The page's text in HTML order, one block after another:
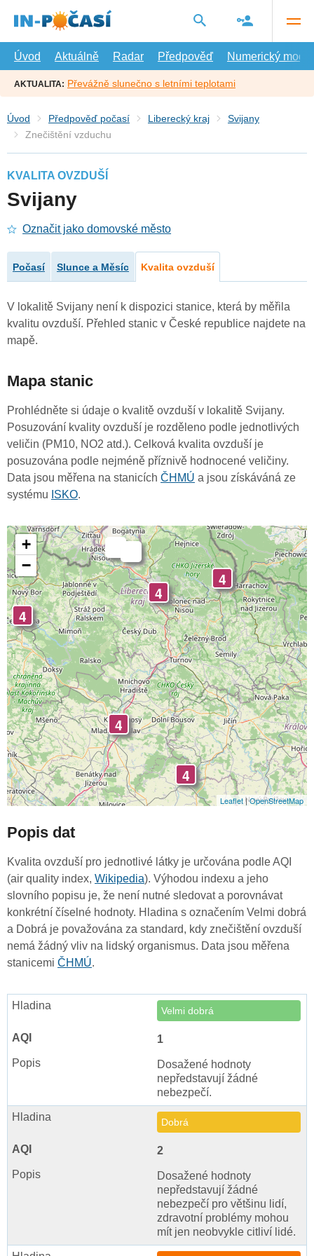
hlavní
Úvod
Aktuálně Radar Předpověď Numerický model
AKTUALITA: Převážně slunečno s letními teplotami
Úvod Předpověď počasí Liberecký kraj
Svijany
Znečištění vzduchu
KVALITA OVZDUŠÍ
Svijany
Označit jako domovské město
Počasí Slunce a Měsíc Kvalita ovzduší
V lokalitě Svijany není k dispozici stanice, která by měřila
kvalitu ovzduší. Přehled stanic v České republice najdete na
mapě.
Mapa stanic
Prohlédněte si údaje o kvalitě ovzduší v lokalitě Svijany.
Posuzování kvality ovzduší je rozděleno podle jednotlivých
veličin (PM10, NO2 atd.). Celková kvalita ovzduší je
posuzována podle nejméně příznivě hodnocené veličiny.
Data jsou měřena na stanicích ČHMÚ a jsou získáváná ze
systému ISKO.
4
4
4
4
4
+
−
Leaflet|OpenStreetMap
Popis dat
Kvalita ovzduší pro jednotlivé látky je určována podle AQI
(air quality index, Wikipedia). Výhodou indexu a jeho
slovního popisu je, že není nutné sledovat a porovnávat
konkrétní číselné hodnoty. Hladina s označením Velmi dobrá
a Dobrá je považována za standard, kdy znečištění ovzduší
nemá žádný vliv na lidský organismus. Data jsou měřena
stanicemi ČHMÚ.
Velmi dobrá
1
Dosažené hodnoty
nepředstavují žádné
nebezpečí.
Dobrá
2
Dosažené hodnoty
nepředstavují žádné
nebezpečí pro většinu lidí,
zdravotní problémy mohou
mít jen neobvykle citliví lidé.